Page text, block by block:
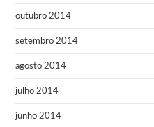
outubro 2014
setembro 2014
agosto 2014
julho 2014
junho 2014